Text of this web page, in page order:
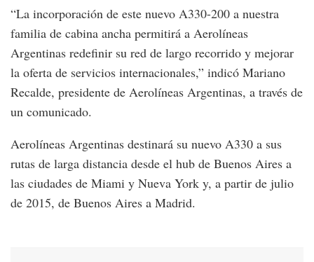
“La incorporación de este nuevo A330-200 a nuestra
familia de cabina ancha permitirá a Aerolíneas
Argentinas redefinir su red de largo recorrido y mejorar
la oferta de servicios internacionales,” indicó Mariano
Recalde, presidente de Aerolíneas Argentinas, a través de
un comunicado.
Aerolíneas Argentinas destinará su nuevo A330 a sus
rutas de larga distancia desde el hub de Buenos Aires a
las ciudades de Miami y Nueva York y, a partir de julio
de 2015, de Buenos Aires a Madrid.